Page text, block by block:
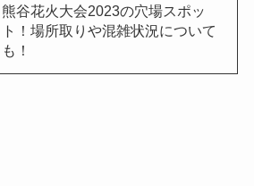
熊谷花火大会2023の穴場スポッ
ト！場所取りや混雑状況について
も！